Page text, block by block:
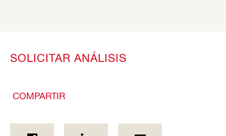
SOLICITAR ANÁLISIS
COMPARTIR